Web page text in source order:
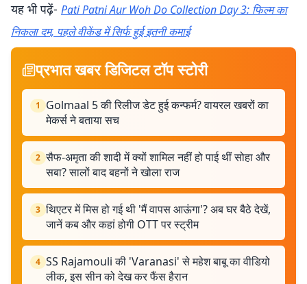
यह भी पढ़ें- Pati Patni Aur Woh Do Collection Day 3: फिल्म का
निकला दम, पहले वीकेंड में सिर्फ हुई इतनी कमाई
प्रभात खबर डिजिटल टॉप स्टोरी
1
Golmaal 5 की रिलीज डेट हुई कन्फर्म? वायरल खबरों का
मेकर्स ने बताया सच
2 सैफ-अमृता की शादी में क्यों शामिल नहीं हो पाई थीं सोहा और
सबा? सालों बाद बहनों ने खोला राज
3 थिएटर में मिस हो गई थी 'मैं वापस आऊंगा'? अब घर बैठे देखें,
जानें कब और कहां होगी OTT पर स्ट्रीम
4 SS Rajamouli की 'Varanasi' से महेश बाबू का वीडियो
लीक, इस सीन को देख कर फैंस हैरान